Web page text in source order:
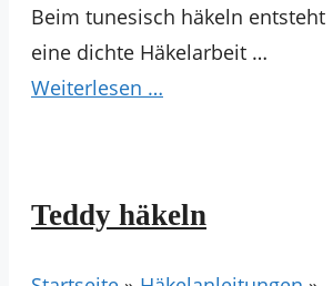
Beim tunesisch häkeln entsteht
eine dichte Häkelarbeit …
Weiterlesen …
Teddy häkeln